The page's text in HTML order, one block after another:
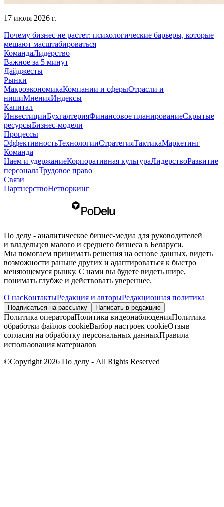
17 июля 2026 г.
Почему бизнес не растет: психологические барьеры, которые
мешают масштабироваться
КомандаЛидерство
Важное за 5 минут
Дайджесты
Рынки
МакроэкономикаКомпании и сферыОтрасли и
нишиМненияИндексы
Капитал
ИнвестицииБухгалтерияФинансовое планированиеСкрытые
ресурсыБизнес-модели
Процессы
ЭффективностьТехнологииСтратегияТактикаМаркетинг
Команда
Наем и удержаниеКорпоративная культураЛидерствоРазвитие
персоналаТрудовое право
Связи
ПартнерствоНетворкинг
По делу - аналитическое бизнес-медиа для руководителей
и владельцев малого и среднего бизнеса в Беларуси.
Мы помогаем принимать решения на основе данных, видеть
возможности раньше других и адаптироваться к быстро
меняющемуся рынку. С нами вы будете видеть шире,
понимать глубже и действовать увереннее.
О насКонтактыРедакция и авторыРедакционная политика
Подписаться на рассылку Написать в редакцию
Политика оператораПолитика видеонаблюденияПолитика
обработки файлов cookieВыбор настроек cookieОтзыв
согласия на обработку персональных данныхПравила
использования материалов
©Copyright 2026 По делу - All Rights Reserved